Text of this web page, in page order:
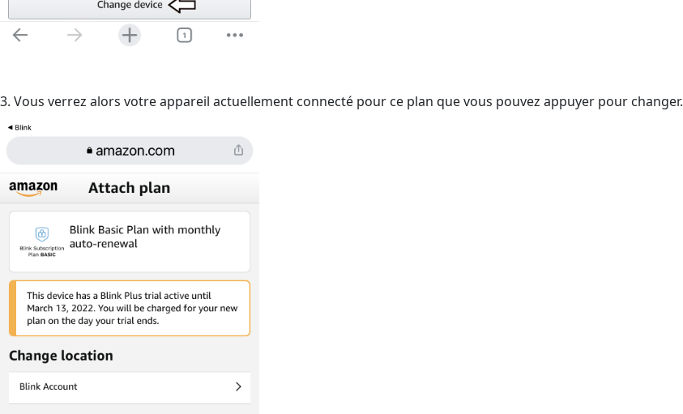
3. Vous verrez alors votre appareil actuellement connecté pour ce plan que vous pouvez appuyer pour changer.